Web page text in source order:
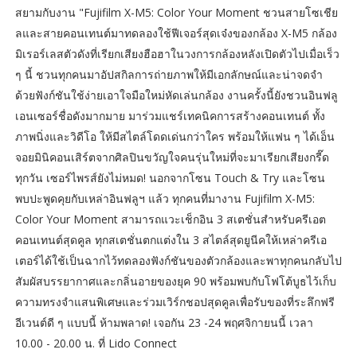
สยามกับงาน "Fujifilm X-M5: Color Your Moment ชวนสายโซเชีย
ลและสายคอนเทนต์มาทดลองใช้ฟีเจอร์สุดเจ๋งของกล้อง X-M5 กล้อง
มิเรอร์เลสตัวดังที่เรียกเสียงฮือฮาในวงการกล้องหลังเปิดตัวไปเมื่อเร็ว
ๆ นี้ ชวนทุกคนมาอัปสกิลการถ่ายภาพให้มีเอกลักษณ์และน่าจดจำ
ด้วยฟังก์ชันใช้ง่ายเอาใจมือใหม่หัดเล่นกล้อง งานครั้งนี้ยังชวนอินฟลู
เอนเซอร์ชื่อดังมากมาย มาร่วมแชร์เทคนิคการสร้างคอนเทนต์ ทั้ง
ภาพนิ่งและวิดีโอ ให้มีสไตล์โดดเด่นกว่าใคร พร้อมให้แฟน ๆ ได้เอ็น
จอยมินิคอนเสิร์ตจากศิลปินขวัญใจคนรุ่นใหม่ที่จะมาเรียกเสียงกรี๊ด
ทุกวัน เซอร์ไพรส์ยังไม่หมด! นอกจากโซน Touch & Try และโซน
พบปะพูดคุยกับเหล่าอินฟลูฯ แล้ว ทุกคนที่มางาน Fujifilm X-M5:
Color Your Moment สามารถแวะเช็กอิน 3 สเตชั่นสำหรับครีเอต
คอนเทนต์สุดคูล ทุกสเตชั่นตกแต่งใน 3 สไตล์สุดยูนีคให้เหล่าครีเอ
เตอร์ได้ใช้เป็นฉากไว้ทดลองฟังก์ชันของตัวกล้องและพาทุกคนกลับไป
สัมผัสบรรยากาศและกลิ่นอายของยุค 90 พร้อมพบกับโฟโต้บูธไว้เก็บ
ความทรงจำแสนพิเศษและร่วมเวิร์กชอปสุดคูลเพื่อรับของที่ระลึกฟรี
อีเวนต์ดี ๆ แบบนี้ ห้ามพลาด! เจอกัน 23 -24 พฤศจิกายนนี้ เวลา
10.00 - 20.00 น. ที่ Lido Connect